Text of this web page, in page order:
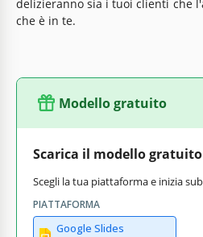
delizieranno sia i tuoi clienti che
che è in te.
Modello gratuito
Scarica il modello gratuito
Scegli la tua piattaforma e inizia
PIATTAFORMA
Google Slides